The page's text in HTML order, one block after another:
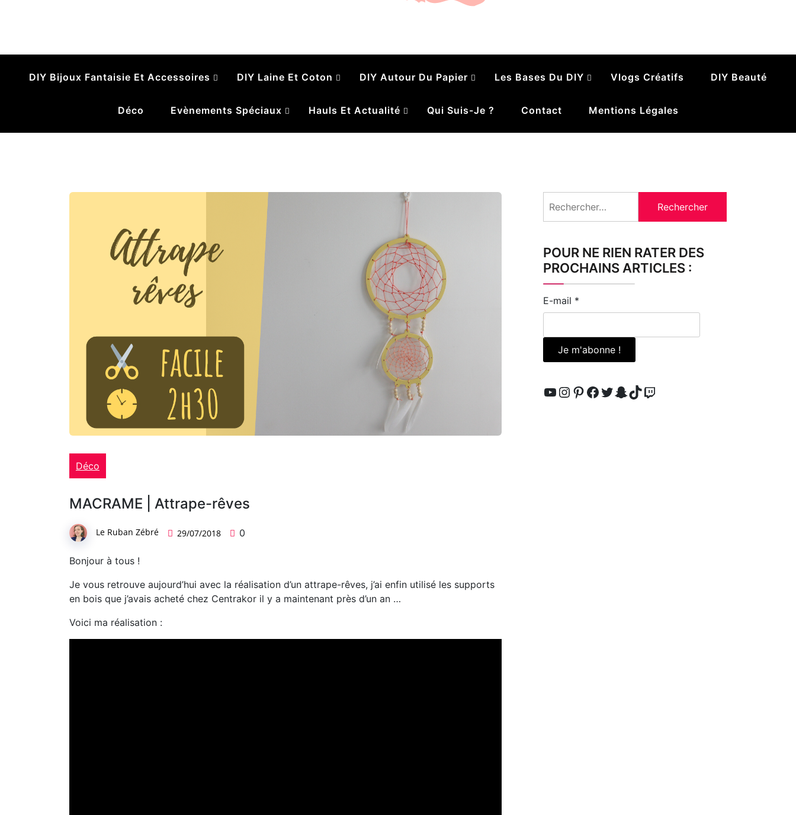
Le Ruban Zébré
DIY Bijoux Fantaisie Et Accessoires DIY Laine Et Coton DIY Autour Du Papier Les Bases Du DIY Vlogs Créatifs DIY Beauté
Déco Evènements Spéciaux Hauls Et Actualité Qui Suis-Je ? Contact Mentions Légales
Déco
MACRAME | Attrape-rêves
Le Ruban Zébré 29/07/2018 0
Bonjour à tous !
Je vous retrouve aujourd’hui avec la réalisation d’un attrape-rêves, j’ai enfin utilisé les supports
en bois que j’avais acheté chez Centrakor il y a maintenant près d’un an …
Voici ma réalisation :
POUR NE RIEN RATER DES
PROCHAINS ARTICLES :
E-mail *
YouTube
Instagram
Pinterest
Facebook
Twitter
Snapchat
TikTok
Twitch